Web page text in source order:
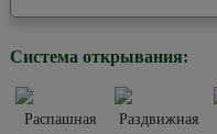
Система открывания:
Распашная Раздвижная